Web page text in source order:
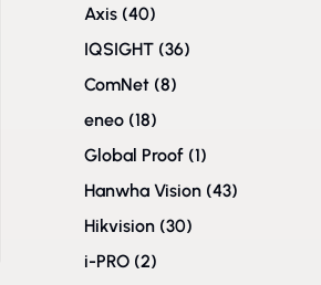
Axis (40)
IQSIGHT (36)
ComNet (8)
eneo (18)
Global Proof (1)
Hanwha Vision (43)
Hikvision (30)
i-PRO (2)